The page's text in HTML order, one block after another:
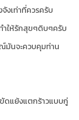
งเท่าที่ควรครับ
ำให้รักสุขๆดิบๆครับ
มันจะควบคุมท่าน
ขัดแย้งแตกร้าวแบบกู่